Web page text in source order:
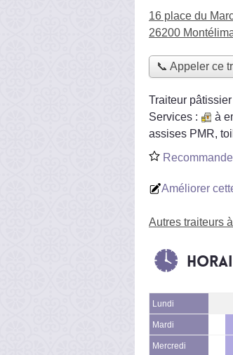
16 place du
26200
📞 Appeler ce
Traiteur pâtissier
Services :
à
assises PMR,
Améliorer
Autres traiteurs
Lundi
Mardi
Mercredi